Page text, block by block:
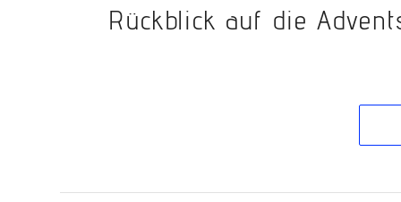
Rück­­blick auf die